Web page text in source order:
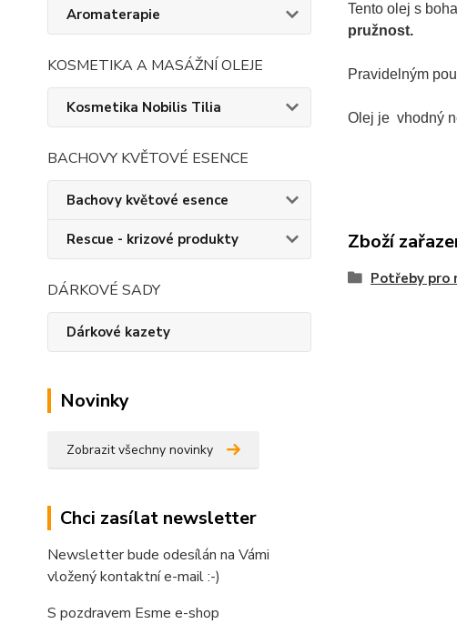
Aromaterapie
KOSMETIKA A MASÁŽNÍ OLEJE
Kosmetika Nobilis Tilia
BACHOVY KVĚTOVÉ ESENCE
Bachovy květové esence
Rescue - krizové produkty
DÁRKOVÉ SADY
Dárkové kazety
Novinky
Zobrazit všechny novinky
Chci zasílat newsletter
Newsletter bude odesílán na Vámi
vložený kontaktní e-mail :-)
S pozdravem Esme e-shop
Tento olej s
pružnost.
Pravidelným
Olej je vhodný
Zboží
Potřeby pro